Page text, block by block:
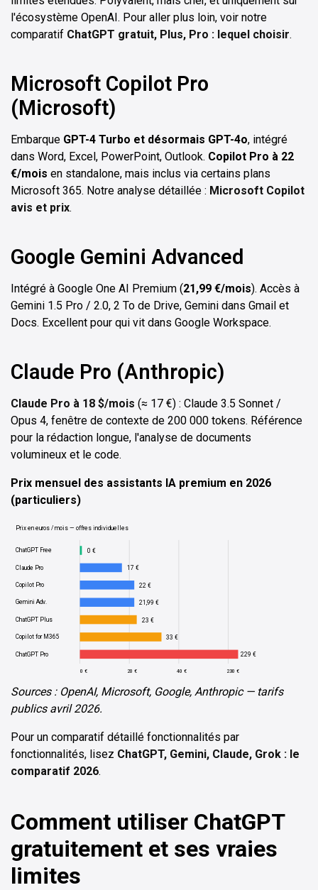
l'écosystème OpenAI. Pour aller plus loin, voir notre
comparatif ChatGPT gratuit, Plus, Pro : lequel choisir.
Microsoft Copilot Pro
(Microsoft)
Embarque GPT-4 Turbo et désormais GPT-4o, intégré
dans Word, Excel, PowerPoint, Outlook. Copilot Pro à 22
€/mois en standalone, mais inclus via certains plans
Microsoft 365. Notre analyse détaillée : Microsoft Copilot
avis et prix.
Google Gemini Advanced
Intégré à Google One AI Premium (21,99 €/mois). Accès à
Gemini 1.5 Pro / 2.0, 2 To de Drive, Gemini dans Gmail et
Docs. Excellent pour qui vit dans Google Workspace.
Claude Pro (Anthropic)
Claude Pro à 18 $/mois (≈ 17 €) : Claude 3.5 Sonnet /
Opus 4, fenêtre de contexte de 200 000 tokens. Référence
pour la rédaction longue, l'analyse de documents
volumineux et le code.
Prix mensuel des assistants IA premium en 2026
(particuliers)
Prix en euros / mois — offres individuelles
0 € 20 € 40 € 230 €
ChatGPT Free 0 €
Claude Pro 17 €
Copilot Pro 22 €
Gemini Adv. 21,99 €
ChatGPT Plus 23 €
Copilot for M365 33 €
ChatGPT Pro 229 €
Sources : OpenAI, Microsoft, Google, Anthropic — tarifs
publics avril 2026.
Pour un comparatif détaillé fonctionnalités par
fonctionnalités, lisez ChatGPT, Gemini, Claude, Grok : le
comparatif 2026.
Comment utiliser ChatGPT
gratuitement et ses vraies
limites